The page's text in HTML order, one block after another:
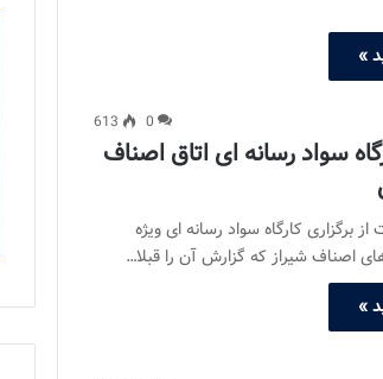
»
0
613
سواد رسانه ای اتاق اصناف
برگزاری کارگاه سواد رسانه ای ویژه
اصناف شیراز که گزارش آن را قبلا…
»